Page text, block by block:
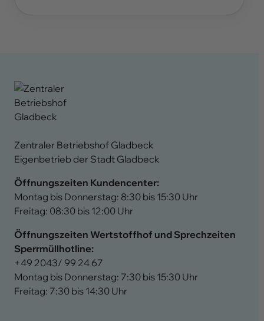
Zentraler Betriebshof Gladbeck
Eigenbetrieb der Stadt Gladbeck
Öffnungszeiten Kundencenter:
Montag bis Donnerstag: 8:30 bis 15:30 Uhr
Freitag: 08:30 bis 12:00 Uhr
Öffnungszeiten Wertstoffhof und Sprechzeiten
Sperrmüllhotline:
+49 2043/ 99 24 67
Montag bis Donnerstag: 7:30 bis 15:30 Uhr
Freitag: 7:30 bis 14:30 Uhr